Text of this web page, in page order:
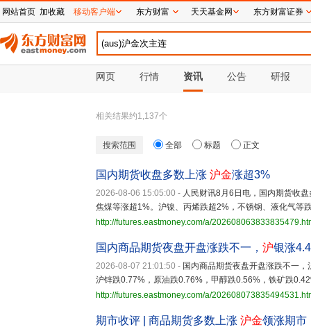
网页 行情 资讯 公告 研报
相关结果约1,137个
搜索范围 全部 标题 正文
国内期货收盘多数上涨 沪金涨超3%
2026-08-06 15:05:00 - 人民财讯8月6日电，国内期货收
焦煤等涨超1%。沪镍、丙烯跌超2%，不锈钢、液化气等
http://futures.eastmoney.com/a/
国内商品期货夜盘开盘涨跌不一， 沪银涨
2026-08-07 21:01:50 - 国内商品期货夜盘开盘涨跌不一
沪锌跌0.77%，原油跌0.76%，甲醇跌0.56%，铁矿跌
http://futures.eastmoney.com/a/
期市收评 | 商品期货多数上涨 沪金领涨期市
网站首页 加收藏 移动客户端 东方财富 天天基金网 东方财富证券